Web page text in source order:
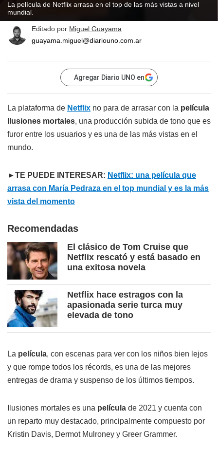
La película de Netflix arrasa en el top de las más vistas a nivel
mundial.
Editado por Miguel Guayama
guayama.miguel@diariouno.com.ar
Agregar Diario UNO en
La plataforma de Netflix no para de arrasar con la película
Ilusiones mortales, una producción subida de tono que es
furor entre los usuarios y es una de las más vistas en el
mundo.
►TE PUEDE INTERESAR: Netflix: una película que
arrasa con María Pedraza en el top mundial y es la más
vista del momento
Recomendadas
El clásico de Tom Cruise que
Netflix rescató y está basado en
una exitosa novela
Netflix hace estragos con la
apasionada serie turca muy
elevada de tono
La película, con escenas para ver con los niños bien lejos
y que rompe todos los récords, es una de las mejores
entregas de drama y suspenso de los últimos tiempos.
Ilusiones mortales es una película de 2021 y cuenta con
un reparto muy destacado, principalmente compuesto por
Kristin Davis, Dermot Mulroney y Greer Grammer.